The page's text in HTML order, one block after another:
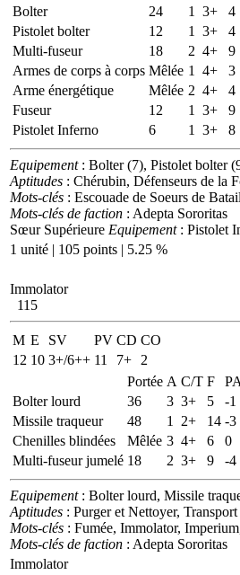
Bolter
24 1 3+ 4
Pistolet bolter
12 1 3+ 4
Multi-fuseur
18 2 4+ 9
Armes de corps à corps Mêlée 1 4+ 3
Arme énergétique
Mêlée 2 4+ 4
Fuseur
12 1 3+ 9
Pistolet Inferno
6 1 3+ 8
Equipement: Bolter (7), Pistolet bolter
Aptitudes : Chérubin, Défenseurs de la
Mots-clés : Escouade de Soeurs de
Mots-clés de faction : Adepta Sororitas
Sœur Supérieure Equipement: Pistolet
1 unité | 105 points | 5.25 %
Immolator
115
M E SV PV CD CO
12 10 3+/6++ 11 7+
2
Portée A C/T F PA
Bolter lourd
36 3 3+ 5 -1
Missile traqueur
48 1 2+ 14 -3
Chenilles blindées
Mêlée 3 4+ 6 0
Multi-fuseur jumelé 18 2 3+ 9 -4
Equipement: Bolter lourd, Missile
Aptitudes : Purger et Nettoyer,
Mots-clés : Fumée, Immolator,
Mots-clés de faction : Adepta Sororitas
Immolator